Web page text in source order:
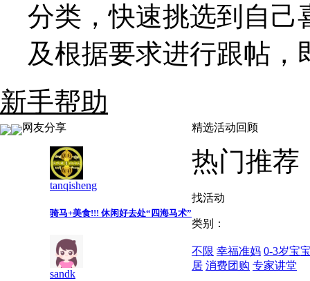
分类，快速挑选到自己
及根据要求进行跟帖，
新手帮助
网友分享
tanqisheng
骑马+美食!!! 休闲好去处“四海马术”
sandk
精选活动回顾
热门推荐
找活动
类别：
不限 幸福准妈 0-3岁宝
居 消费团购 专家讲堂